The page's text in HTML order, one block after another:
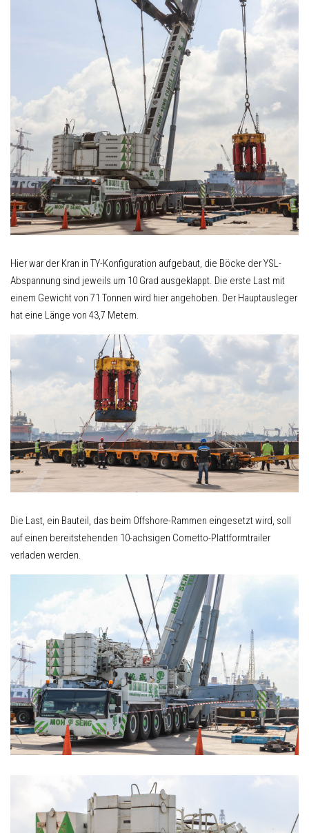
Hier war der Kran in TY-Konfiguration aufgebaut, die Böcke der YSL-
Abspannung sind jeweils um 10 Grad ausgeklappt. Die erste Last mit
einem Gewicht von 71 Tonnen wird hier angehoben. Der Hauptausleger
hat eine Länge von 43,7 Metern.
Die Last, ein Bauteil, das beim Offshore-Rammen eingesetzt wird, soll
auf einen bereitstehenden 10-achsigen Cometto-Plattformtrailer
verladen werden.